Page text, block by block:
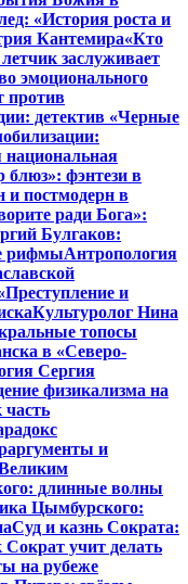
«История роста и
Кантемира«Кто
заслуживает
эмоционального
против
детектив «Черные
блюз»: фэнтези в
и постмодерн в
ради Бога»:
Булгаков:
рифмыАнтропология
и
Культуролог Нина
топосы
в «Северо-
Сергия
физикализма на
и
длинные волны
Цымбурского:
Суд и казнь Сократа:
Сократ учит делать
на рубеже